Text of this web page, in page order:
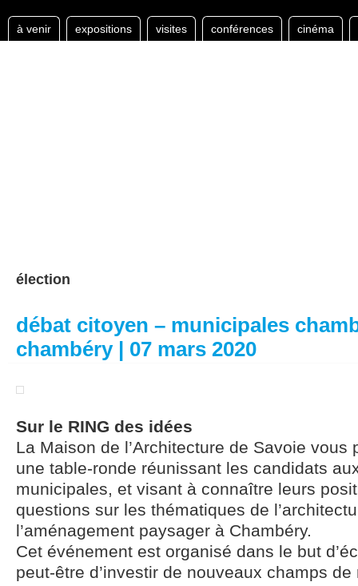
à venir expositions visites conférences cinéma
élection
débat citoyen – municipales
chambéry | 07 mars 2020
Sur le RING des idées
La Maison de l’Architecture de Savoie vous
une table-ronde réunissant les candidats
municipales, et visant à connaître leurs
questions sur les thématiques de
l’aménagement paysager à Chambéry.
Cet événement est organisé dans le but
peut-être d’investir de nouveaux champs de